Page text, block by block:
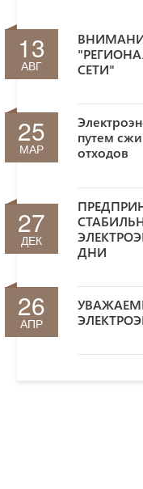
13
АВГ
СЕТИ"
25
МАР
путем
отходов
27
ДЕК
ДНИ
26
АПР